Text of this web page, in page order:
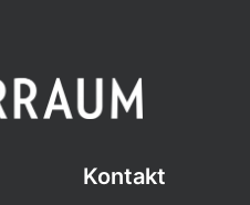
Kontakt